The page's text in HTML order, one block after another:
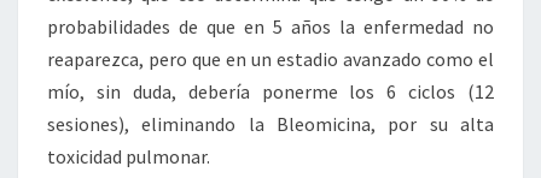
probabilidades de que en 5 años la enfermedad no
reaparezca, pero que en un estadio avanzado como el
mío, sin duda, debería ponerme los 6 ciclos (12
sesiones), eliminando la Bleomicina, por su alta
toxicidad pulmonar.